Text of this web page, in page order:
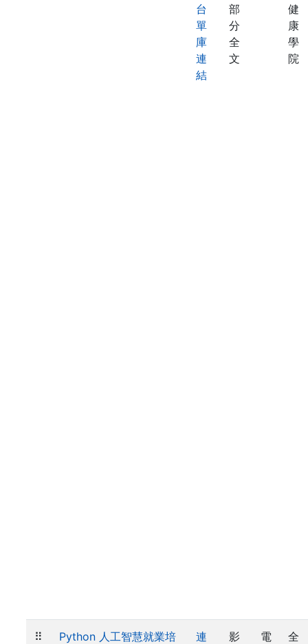
台
單
庫
連
結
部
分
全
文
健
康
學
院
⠿
Python 人工智慧就業培
連
影
電
全